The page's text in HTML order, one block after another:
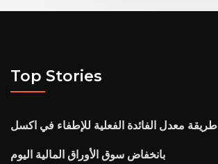
Top Stories
طريقة معدل الفائدة الفعلية للإطفاء في اكسل
بانخفاض سوق الأوراق المالية اليوم